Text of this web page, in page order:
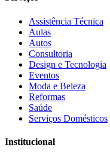
Assistência Técnica
Aulas
Autos
Consultoria
Design e Tecnologia
Eventos
Moda e Beleza
Reformas
Saúde
Serviços Domésticos
Institucional